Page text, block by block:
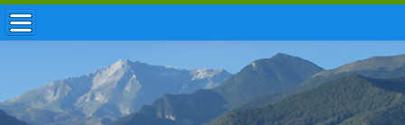
ACCUEIL / INFOS
MUNICIPALITÉ